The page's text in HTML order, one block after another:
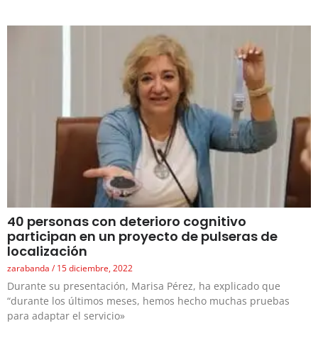
40 personas con deterioro cognitivo
participan en un proyecto de pulseras de
localización
zarabanda 15 diciembre, 2022
Durante su presentación, Marisa Pérez, ha explicado que
“durante los últimos meses, hemos hecho muchas pruebas
para adaptar el servicio»